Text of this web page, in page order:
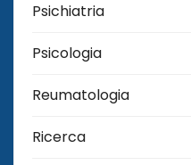
Psichiatria
Psicologia
Reumatologia
Ricerca